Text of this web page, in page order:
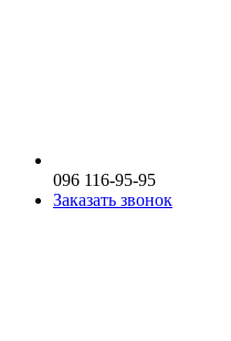
096 116-95-95
Заказать звонок